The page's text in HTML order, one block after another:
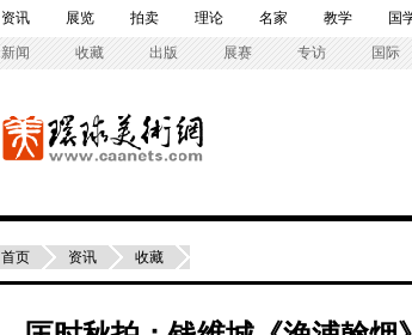
资讯 展览 拍卖 理论 名家 教学 国
新闻 收藏 出版 展赛 专访 国际
首页 资讯 收藏